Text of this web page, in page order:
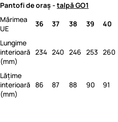
Pantofi de oraș - talpă GO1
Mărimea
UE
36 37 38 39 40
Lungime
interioară
(mm)
234 240 246 253 260
Lățime
interioară
(mm)
86 87 88 90 91